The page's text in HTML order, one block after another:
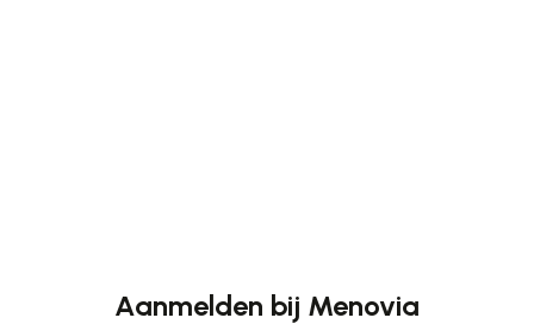
Aanmelden bij Menovia